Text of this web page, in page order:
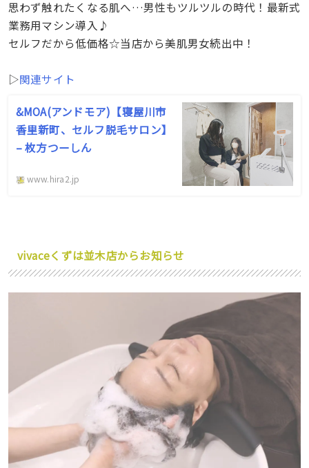
思わず触れたくなる肌へ…男性もツルツルの時代！最新式
業務用マシン導入♪
セルフだから低価格☆当店から美肌男女続出中！
▷関連サイト
&MOA(アンドモア)【寝屋川市
香里新町、セルフ脱毛サロン】
– 枚方つーしん
www.hira2.jp
vivaceくずは並木店からお知らせ